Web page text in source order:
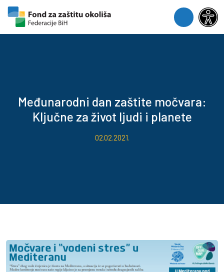
Skip to content
Skip to footer
Menu
Međunarodni dan zaštite močvara:
Ključne za život ljudi i planete
02.02.2021.